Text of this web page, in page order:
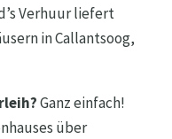
Verhuur liefert
in Callantsoog,
Ganz einfach!
über